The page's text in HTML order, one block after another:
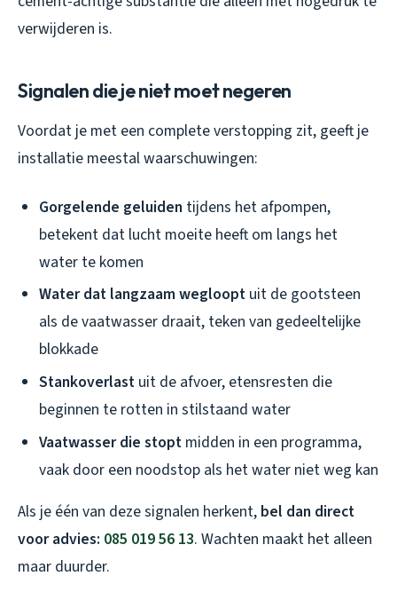
verwijderen is.
Signalen die je niet moet negeren
Voordat je met een complete verstopping zit, geeft je
installatie meestal waarschuwingen:
Gorgelende geluiden tijdens het afpompen,
betekent dat lucht moeite heeft om langs het
water te komen
Water dat langzaam wegloopt uit de gootsteen
als de vaatwasser draait, teken van gedeeltelijke
blokkade
Stankoverlast uit de afvoer, etensresten die
beginnen te rotten in stilstaand water
Vaatwasser die stopt midden in een programma,
vaak door een noodstop als het water niet weg kan
Als je één van deze signalen herkent, bel dan direct
voor advies: 085 019 56 13. Wachten maakt het alleen
maar duurder.